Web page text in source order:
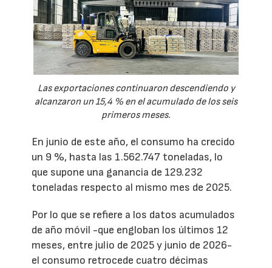
Las exportaciones continuaron descendiendo y
alcanzaron un 15,4 % en el acumulado de los seis
primeros meses.
En junio de este año, el consumo ha crecido
un 9 %, hasta las 1.562.747 toneladas, lo
que supone una ganancia de 129.232
toneladas respecto al mismo mes de 2025.
Por lo que se refiere a los datos acumulados
de año móvil -que engloban los últimos 12
meses, entre julio de 2025 y junio de 2026-
el consumo retrocede cuatro décimas